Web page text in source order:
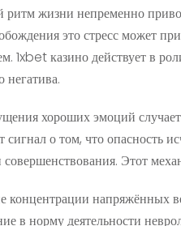
жизни непременно
это стресс может
1xbet казино действует в
негатива.
хороших эмоций
сигнал о том, что опасность
Этот
концентрации напряжённых
в норму деятельности